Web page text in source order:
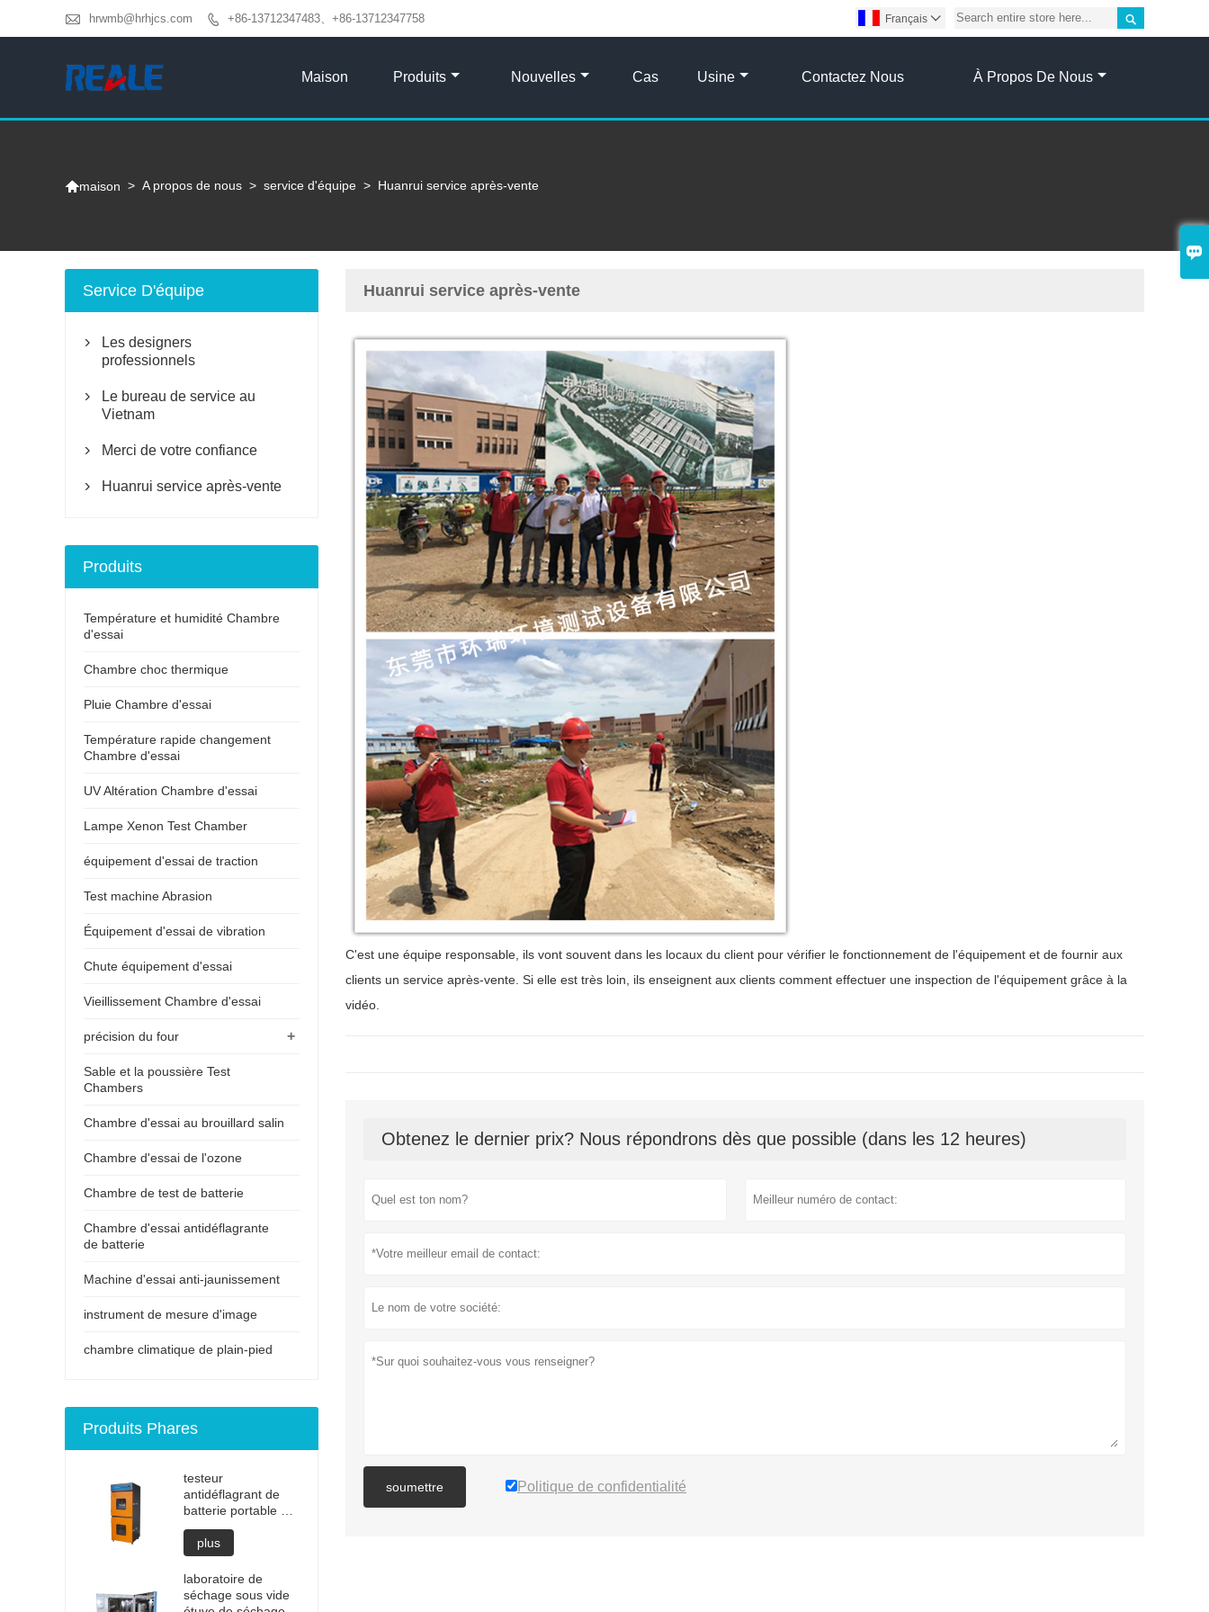

 hrwmb@hrhjcs.com  +86-13712347483、+86-13712347758 
Français 
Maison Produits Nouvelles Cas Usine Contactez Nous À Propos De Nous
maison > A propos de nous > service d'équipe > Huanrui service après-vente
Huanrui service après-vente
C'est une équipe responsable, ils vont souvent dans les locaux du client pour vérifier le fonctionnement de l'équipement et de fournir aux
clients un service après-vente. Si elle est très loin, ils enseignent aux clients comment effectuer une inspection de l'équipement grâce à la
vidéo.
Obtenez le dernier prix? Nous répondrons dès que possible (dans les 12 heures)
soumettre Politique de confidentialité
Service D'équipe

Les designers
professionnels

Le bureau de service au
Vietnam
 Merci de votre confiance
 Huanrui service après-vente
Produits
Température et humidité Chambre
d'essai
Chambre choc thermique
Pluie Chambre d'essai
Température rapide changement
Chambre d'essai
UV Altération Chambre d'essai
Lampe Xenon Test Chamber
équipement d'essai de traction
Test machine Abrasion
Équipement d'essai de vibration
Chute équipement d'essai
Vieillissement Chambre d'essai
+
précision du four
Sable et la poussière Test
Chambers
Chambre d'essai au brouillard salin
Chambre d'essai de l'ozone
Chambre de test de batterie
Chambre d'essai antidéflagrante
de batterie
Machine d'essai anti-jaunissement
instrument de mesure d'image
chambre climatique de plain-pied
Produits Phares
testeur
antidéflagrant de
batterie portable de
haute qualité pour
ordinateur portable
test de dynamitage
au lithium testeur
d'explosion testeurs
de batterie prix de
plus
laboratoire de
séchage sous vide